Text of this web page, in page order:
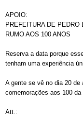
APOIO:
PREFEITURA DE PEDRO
RUMO AOS 100 ANOS
Reserva a data porque
tenham uma experiência
A gente se vê no dia 20 de
comemorações aos 100 da
Att.: